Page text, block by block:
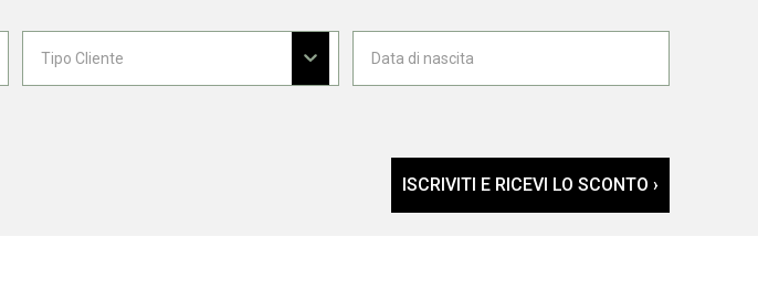
ISCRIVITI E RICEVI LO SCONTO ›